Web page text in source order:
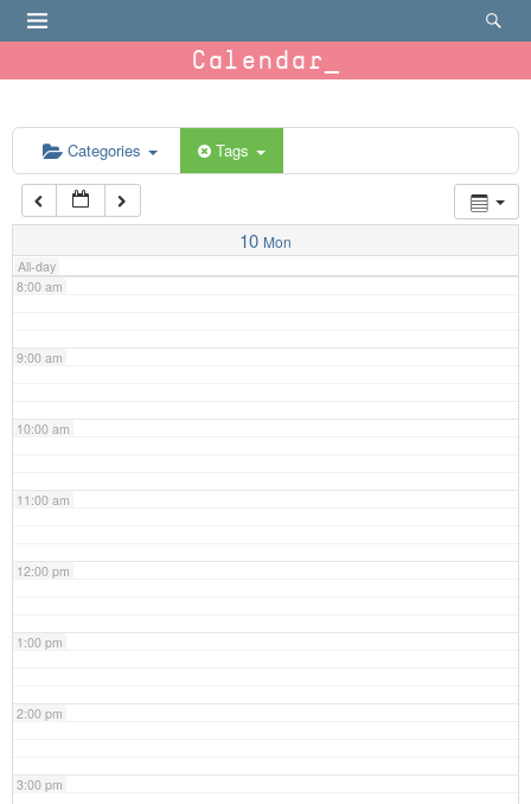
Calendar
Categories Tags
10 Mon
All-day
6:00 am
7:00 am
8:00 am
9:00 am
10:00 am
11:00 am
12:00 pm
1:00 pm
2:00 pm
3:00 pm